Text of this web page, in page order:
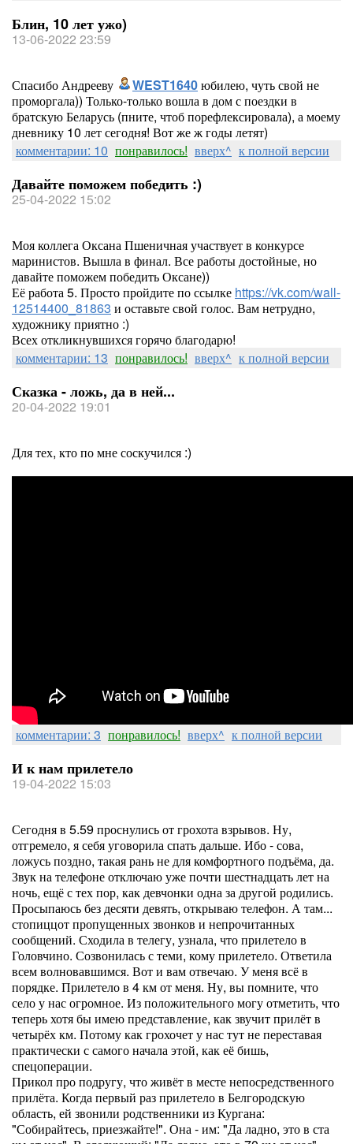
Блин, 10 лет ужо)
13-06-2022 23:59
Спасибо Андрееву WEST1640юбилею, чуть свой не
проморгала)) Только-только вошла в дом с поездки в
братскую Беларусь (пните, чтоб порефлексировала), а моему
дневнику 10 лет сегодня! Вот же ж годы летят)
комментарии: 10 понравилось! вверх^ к полной версии
Давайте поможем победить :)
25-04-2022 15:02
Моя коллега Оксана Пшеничная участвует в конкурсе
маринистов. Вышла в финал. Все работы достойные, но
давайте поможем победить Оксане))
Её работа 5. Просто пройдите по ссылке https://vk.com/wall-
12514400_81863 и оставьте свой голос. Вам нетрудно,
художнику приятно :)
Всех откликнувшихся горячо благодарю!
комментарии: 13 понравилось! вверх^ к полной версии
Сказка - ложь, да в ней...
20-04-2022 19:01
Для тех, кто по мне соскучился :)
комментарии: 3 понравилось! вверх^ к полной версии
И к нам прилетело
19-04-2022 15:03
Сегодня в 5.59 проснулись от грохота взрывов. Ну,
отгремело, я себя уговорила спать дальше. Ибо - сова,
ложусь поздно, такая рань не для комфортного подъёма, да.
Звук на телефоне отключаю уже почти шестнадцать лет на
ночь, ещё с тех пор, как девчонки одна за другой родились.
Просыпаюсь без десяти девять, открываю телефон. А там...
стопиццот пропущенных звонков и непрочитанных
сообщений. Сходила в телегу, узнала, что прилетело в
Головчино. Созвонилась с теми, кому прилетело. Ответила
всем волновавшимся. Вот и вам отвечаю. У меня всё в
порядке. Прилетело в 4 км от меня. Ну, вы помните, что
село у нас огромное. Из положительного могу отметить, что
теперь хотя бы имею представление, как звучит прилёт в
четырёх км. Потому как грохочет у нас тут не переставая
практически с самого начала этой, как её бишь,
спецоперации.
Прикол про подругу, что живёт в месте непосредственного
прилёта. Когда первый раз прилетело в Белгородскую
область, ей звонили родственники из Кургана:
"Собирайтесь, приезжайте!". Она - им: "Да ладно, это в ста